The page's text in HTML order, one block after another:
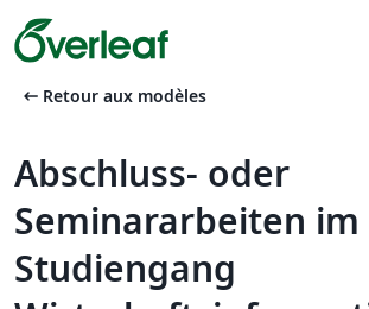
arrow_left_alt Retour aux modèles
Abschluss- oder
Seminararbeiten im
Studiengang